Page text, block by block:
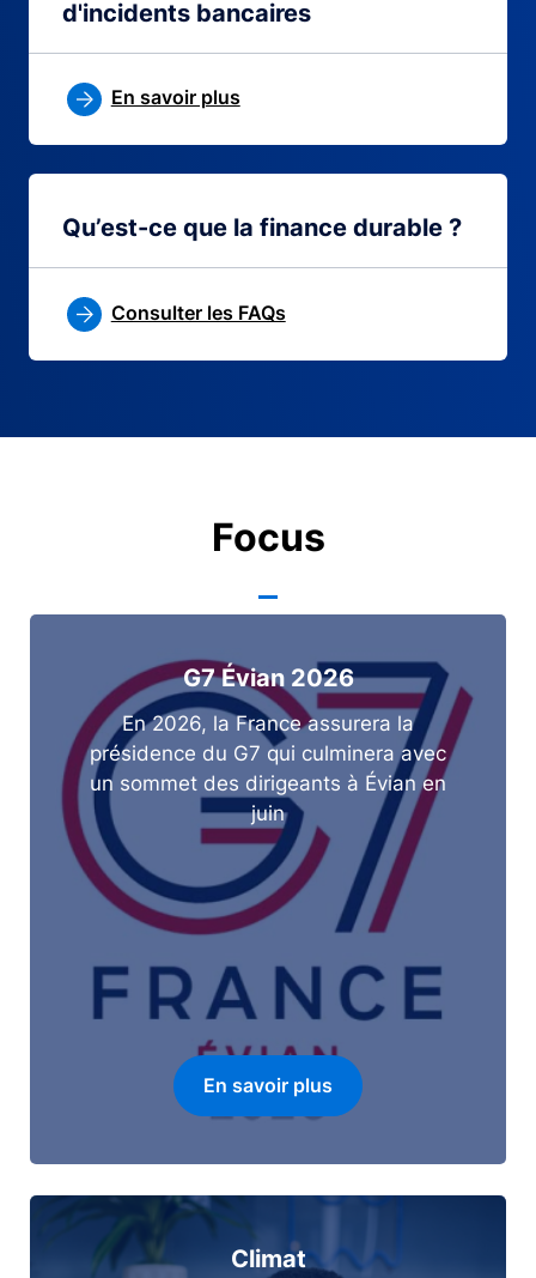
d'incidents bancaires
En savoir plus
Qu’est-ce que la finance durable ?
Consulter les FAQs
Focus
G7 Évian 2026
En 2026, la France assurera la
présidence du G7 qui culminera avec
un sommet des dirigeants à Évian en
juin
En savoir plus
Climat